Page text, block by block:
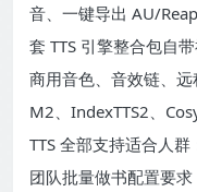
音、一键导出 AU/
套 TTS 引擎整合包自
商用音色、音效链、
M2、IndexTTS2、
TTS 全部支持适合人群
团队批量做书配置要